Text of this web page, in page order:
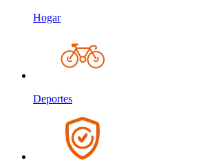
Hogar
Deportes